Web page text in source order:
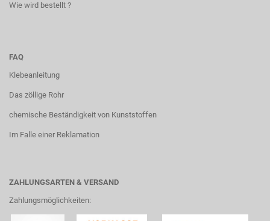
Wie wird bestellt ?
FAQ
Klebeanleitung
Das zöllige Rohr
chemische Beständigkeit von Kunststoffen
Im Falle einer Reklamation
ZAHLUNGSARTEN & VERSAND
Zahlungsmöglichkeiten: